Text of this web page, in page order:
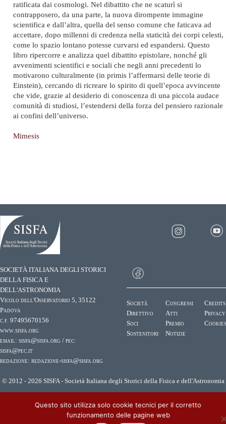
ratificata dai cosmologi. Nel dibattito che ne scaturì si
contrapposero, da una parte, la nuova dirompente immagine
scientifica e dall’altra, quella del senso comune che faticava ad
accettare, dopo millenni di credenza nella staticità dei corpi celesti,
come lo spazio lontano potesse curvarsi ed espandersi. Questo
libro ripercorre e analizza quel dibattito epistolare, nonché gli
avvenimenti scientifici e sociali che negli anni precedenti lo
motivarono culturalmente (in primis l’affermarsi delle teorie di
Einstein), cercando di ricreare lo spirito di quell’epoca avvincente
che vide, grazie al desiderio di conoscenza di una piccola audace
comunità di studiosi, l’estendersi della forza del pensiero razionale
ai confini dell’universo.
Mimesis
SOCIETÀ ITALIANA DEGLI STORICI
DELLA FISICA E
DELL'ASTRONOMIA
Vicolo dell'Osservatorio 5, 35122
Padova
c.f. 97495670156
www.sisfa.org
email: sisfa@sisfa.org / pec:
sisfa@pec.it
redazione: redazione-sisfa@sisfa.org
Società
Direttivo
Soci
Sostenitori
Congressi
Atti
Premio
Notizie
Credits
Privacy
© 2012 - 2026 SISFA - Società Italiana degli Storici della Fisica e dell'Astronomia
Questo sito utilizza solo cookie tecnici per il corretto
funzionamento delle pagine web